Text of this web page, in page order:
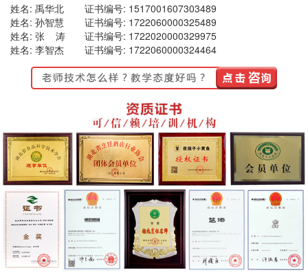
姓名: 禹华北
证书编号: 1517001607303489
姓名: 孙智慧
证书编号: 1722060000325489
姓名: 张 涛
证书编号: 1722020000329975
姓名: 李智杰
证书编号: 1722060000324464